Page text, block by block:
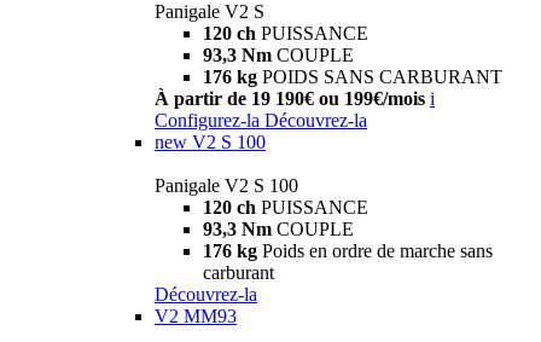
Panigale V2 S
120 ch PUISSANCE
93,3 Nm COUPLE
176 kg POIDS SANS CARBURANT
À partir de 19 190€ ou 199€/mois i
Configurez-la Découvrez-la
new V2 S 100
Panigale V2 S 100
120 ch PUISSANCE
93,3 Nm COUPLE
176 kg Poids en ordre de marche sans
carburant
Découvrez-la
V2 MM93